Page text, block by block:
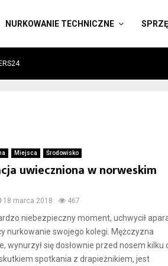
NURKOWANIE TECHNICZNE
Miejsca Środowisko
uwieczniona w norweskim
18 marca 2018 467
niebezpieczny moment, uchwycił
nurkowanie swojego kolegi. Mężczyzna
wynurzył się dosłownie przed nosem kilku
spotkania z drapieżnikiem, jest